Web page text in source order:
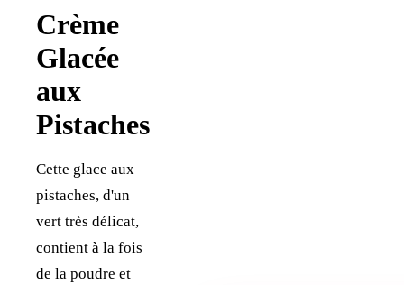
Crème
Glacée
aux
Pistaches
Cette glace aux
pistaches, d'un
vert très délicat,
contient à la fois
de la poudre et